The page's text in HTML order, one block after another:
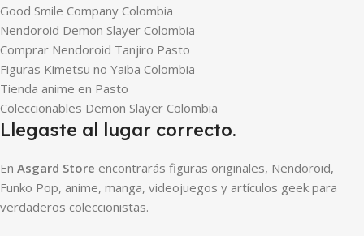
Good Smile Company Colombia
Nendoroid Demon Slayer Colombia
Comprar Nendoroid Tanjiro Pasto
Figuras Kimetsu no Yaiba Colombia
Tienda anime en Pasto
Coleccionables Demon Slayer Colombia
Llegaste al lugar correcto.
En Asgard Store encontrarás figuras originales, Nendoroid,
Funko Pop, anime, manga, videojuegos y artículos geek para
verdaderos coleccionistas.